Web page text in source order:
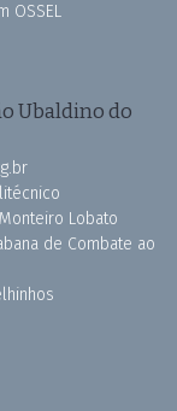
OSSEL
Ubaldino do
Lobato
de Combate ao